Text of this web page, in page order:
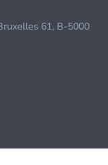
61, B-5000